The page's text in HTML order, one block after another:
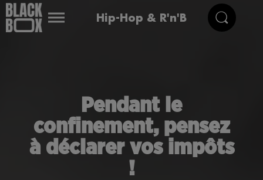
Hip-Hop & R'n'B
Pendant le
confinement, pensez
à déclarer vos impôts
!